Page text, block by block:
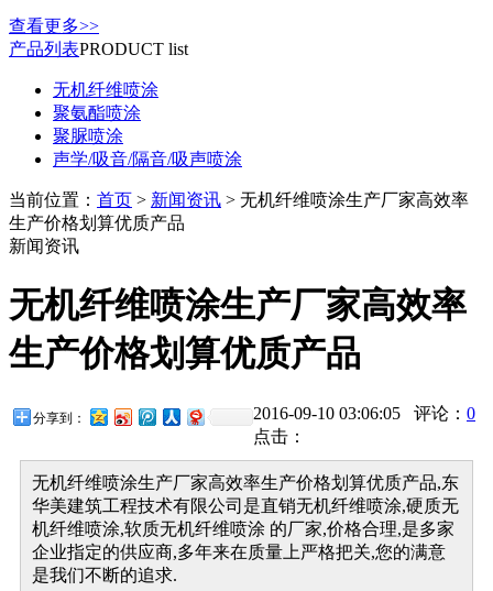
查看更多>>
产品列表PRODUCT list
无机纤维喷涂
聚氨酯喷涂
聚脲喷涂
声学/吸音/隔音/吸声喷涂
当前位置： 首页 > 新闻资讯 > 无机纤维喷涂生产厂家高效率
生产价格划算优质产品
新闻资讯
无机纤维喷涂生产厂家高效率
生产价格划算优质产品
分享到： 2016-09-10 03:06:05 评论： 0
点击：
无机纤维喷涂生产厂家高效率生产价格划算优质产品,东
华美建筑工程技术有限公司是直销无机纤维喷涂,硬质无
机纤维喷涂,软质无机纤维喷涂 的厂家,价格合理,是多家
企业指定的供应商,多年来在质量上严格把关,您的满意
是我们不断的追求.